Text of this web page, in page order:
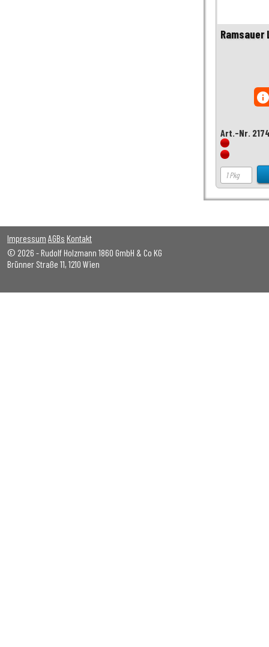
Art.-Nr.
Impressum AGBs Kontakt
© 2026 - Rudolf Holzmann 1860 GmbH & Co KG
Brünner Straße 11, 1210 Wien